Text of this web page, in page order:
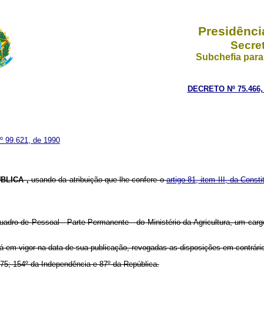
Subchefia
DECRETO Nº
99.621, de 1990
,usando da atribuição que lhe confere oartigo 81, item III, da
de Pessoal - Parte Permanente - do Ministério da Agricultura, um
em vigor na data de sua publicação, revogadas as disposições em
154º da Independência e 87º da República.